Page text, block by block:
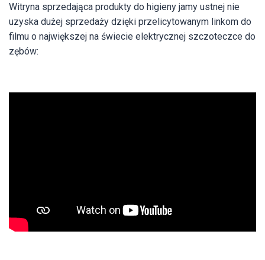
Witryna sprzedająca produkty do higieny jamy ustnej nie
uzyska dużej sprzedaży dzięki przelicytowanym linkom do
filmu o największej na świecie elektrycznej szczoteczce do
zębów: